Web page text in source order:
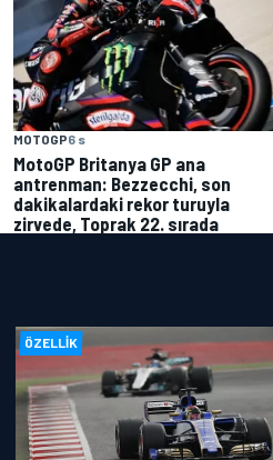
MOTOGP6 s
MotoGP Britanya GP ana
antrenman: Bezzecchi, son
dakikalardaki rekor turuyla
zirvede, Toprak 22. sırada
ÖZELLIK